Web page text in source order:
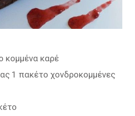
κομμένα καρέ
1 πακέτο χονδροκομμένες